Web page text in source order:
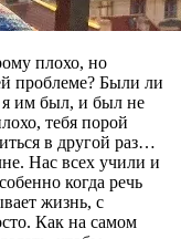
плохо, но
проблеме? Были ли
я им был, и был не
тебя порой
в другой раз…
Нас всех учили и
когда речь
жизнь, с
Как на самом